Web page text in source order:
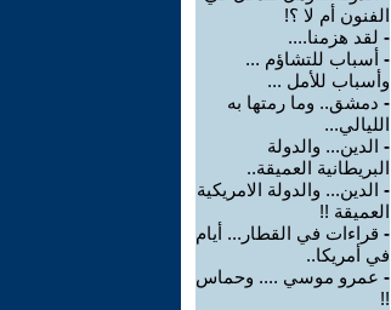
الفنون أم لا ؟!
- لقد هزمنا....
- أسباب للتشاؤم ...
وأسباب للأمل ...
- دمشق.. وما رمتها به
الليالي...
- الدين... والدولة
البريطانية العميقة..
- الدين... والدولة الامريكية
العميقة !!
- قراءات في القطار... أيام
في أمريكا..
- عمرو موسي .... وحماس
!!